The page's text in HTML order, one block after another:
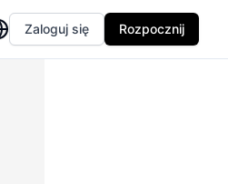
Zaloguj się Rozpocznij